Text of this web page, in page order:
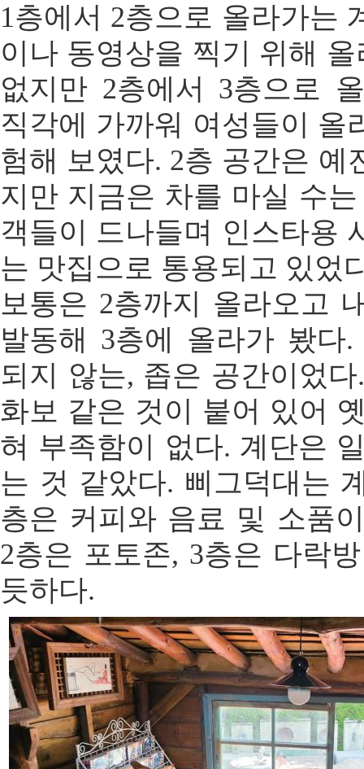
1층에서 2층으로 올라가는
이나 동영상을 찍기 위해
없지만 2층에서 3층으로
직각에 가까워 여성들이 올
험해 보였다. 2층 공간은 예
지만 지금은 차를 마실 수
객들이 드나들며 인스타용
는 맛집으로 통용되고 있었
보통은 2층까지 올라오고
발동해 3층에 올라가 봤다
되지 않는, 좁은 공간이었
화보 같은 것이 붙어 있어
혀 부족함이 없다. 계단은
는 것 같았다. 삐그덕대는
층은 커피와 음료 및 소품
2층은 포토존, 3층은 다락
듯하다.